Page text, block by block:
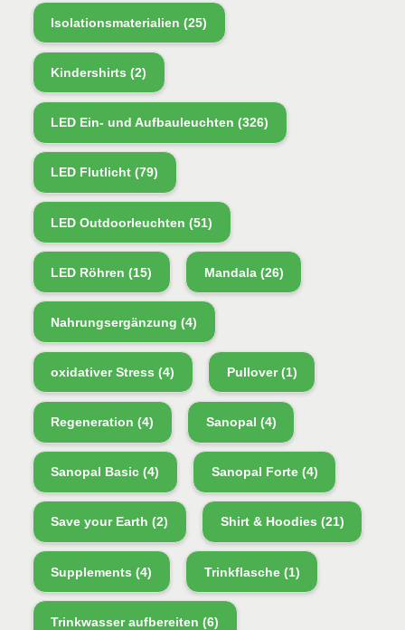
Isolationsmaterialien (25)
Kindershirts (2)
LED Ein- und Aufbauleuchten (326)
LED Flutlicht (79)
LED Outdoorleuchten (51)
LED Röhren (15) Mandala(26)
Nahrungsergänzung (4)
oxidativer Stress (4) Pullover(1)
Regeneration (4) Sanopal (4)
Sanopal Basic (4) Sanopal Forte(4)
Save your Earth (2) Shirt & Hoodies (21)
Supplements (4) Trinkflasche(1)
Trinkwasser aufbereiten (6)